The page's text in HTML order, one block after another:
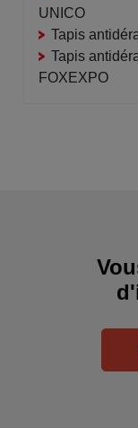
UNICO
Tapis
Tapis
FOXEXPO